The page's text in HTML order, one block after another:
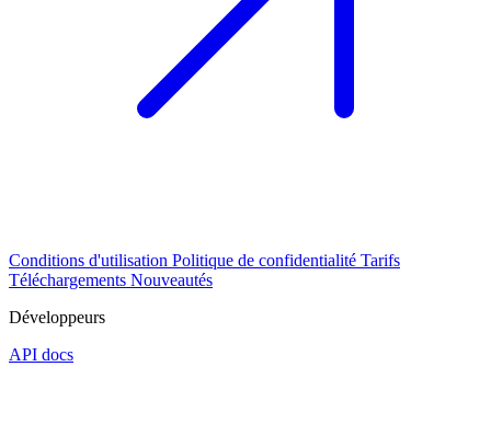
Conditions d'utilisation Politique de confidentialité Tarifs
Téléchargements Nouveautés
Développeurs
API docs